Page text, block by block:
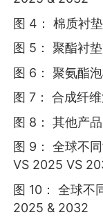
图 4： 棉质衬
图 5： 聚酯衬
图 6： 聚氨酯
图 7： 合成纤
图 8： 其他产
图 9： 全球不
VS 2025 VS
图 10： 全球不
2025 & 2032